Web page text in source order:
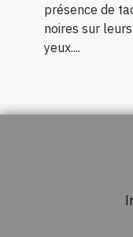
présence de
noires sur leurs
yeux....